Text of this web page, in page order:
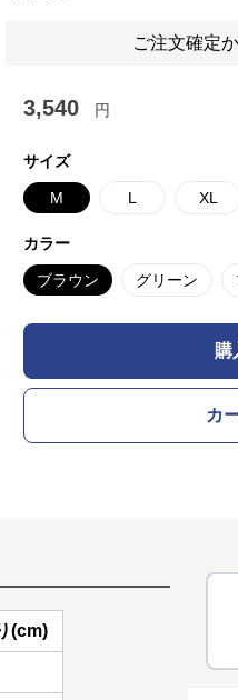
ご注文確定
3,540 円
サイズ
M L XL
カラー
ブラウン グリーン
購
カ
(cm)